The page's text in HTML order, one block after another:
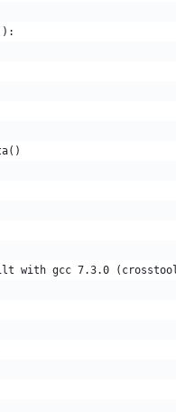
with gcc 7.3.0 (crosstool-